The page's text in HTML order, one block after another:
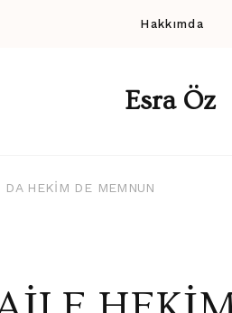
Hakkımda
Esra Öz
HEKİM DE MEMNUN